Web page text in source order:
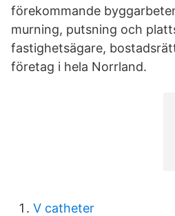
förekommande
murning, putsning och
fastighetsägare,
företag i hela Norrland.
V catheter